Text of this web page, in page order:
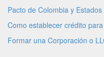
Pacto de Colombia y
Como establecer crédito
Formar una Corporación o